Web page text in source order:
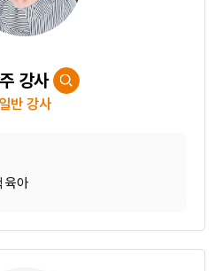
강사
일반 강사
육아